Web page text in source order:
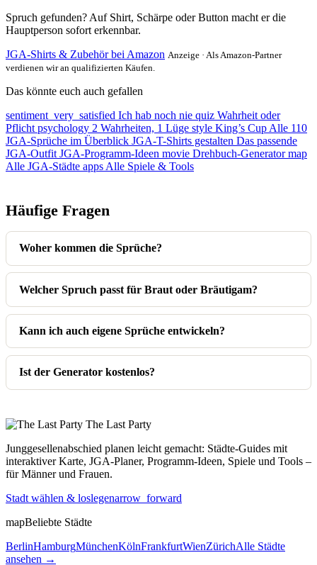
Spruch gefunden? Auf Shirt, Schärpe oder Button macht er die
Hauptperson sofort erkennbar.
JGA-Shirts & Zubehör bei Amazon Anzeige · Als Amazon-Partner
verdienen wir an qualifizierten Käufen.
Das könnte euch auch gefallen
sentiment_very_satisfied Ich hab noch nie quiz Wahrheit oder
Pflicht psychology 2 Wahrheiten, 1 Lüge style King’s Cup Alle 110
JGA-Sprüche im Überblick JGA-T-Shirts gestalten Das passende
JGA-Outfit JGA-Programm-Ideen movie Drehbuch-Generatormap
Alle JGA-Städte apps Alle Spiele & Tools
Häufige Fragen
Woher kommen die Sprüche?
Welcher Spruch passt für Braut oder Bräutigam?
Kann ich auch eigene Sprüche entwickeln?
Ist der Generator kostenlos?
The Last Party
Junggesellenabschied planen leicht gemacht: Städte-Guides mit
interaktiver Karte, JGA-Planer, Programm-Ideen, Spiele und Tools –
für Männer und Frauen.
Stadt wählen & loslegenarrow_forward
mapBeliebte Städte
BerlinHamburgMünchenKölnFrankfurtWienZürichAlle Städte
ansehen →